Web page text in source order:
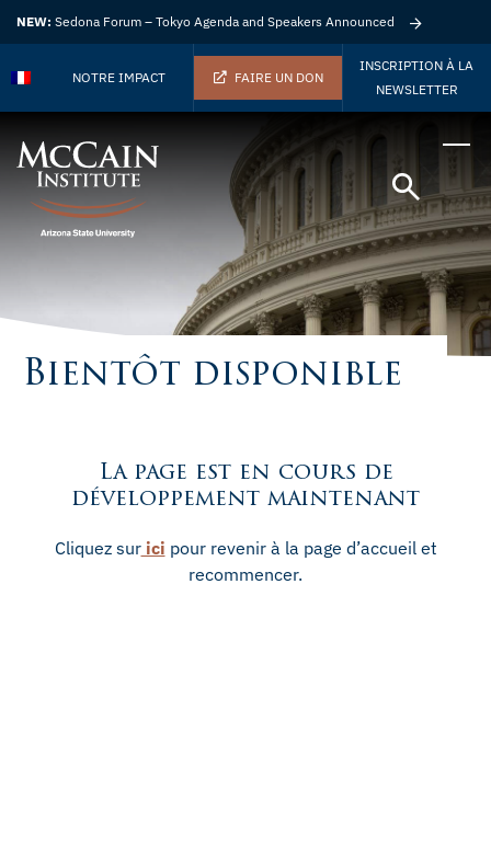
NEW: Sedona Forum – Tokyo Agenda and Speakers Announced
NOTRE IMPACT FAIRE UN DON
INSCRIPTION À LA
NEWSLETTER
Bientôt disponible
La page est en cours de
développement maintenant
Cliquez surici pour revenir à la page d’accueil et
recommencer.